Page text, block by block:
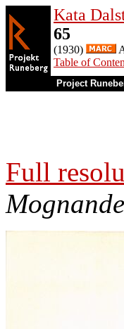
Kata
65
(1930)
Table of
Project
Full